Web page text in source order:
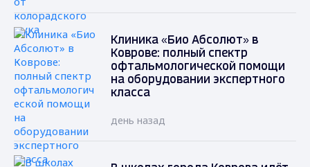
Клиника «Био Абсолют» в
Коврове: полный спектр
офтальмологической помощи
на оборудовании экспертного
класса
день назад